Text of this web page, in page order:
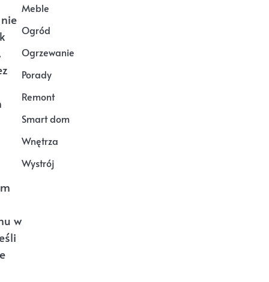
w
Meble
Ogród
Ogrzewanie
Porady
Remont
Smart dom
Wnętrza
Wystrój